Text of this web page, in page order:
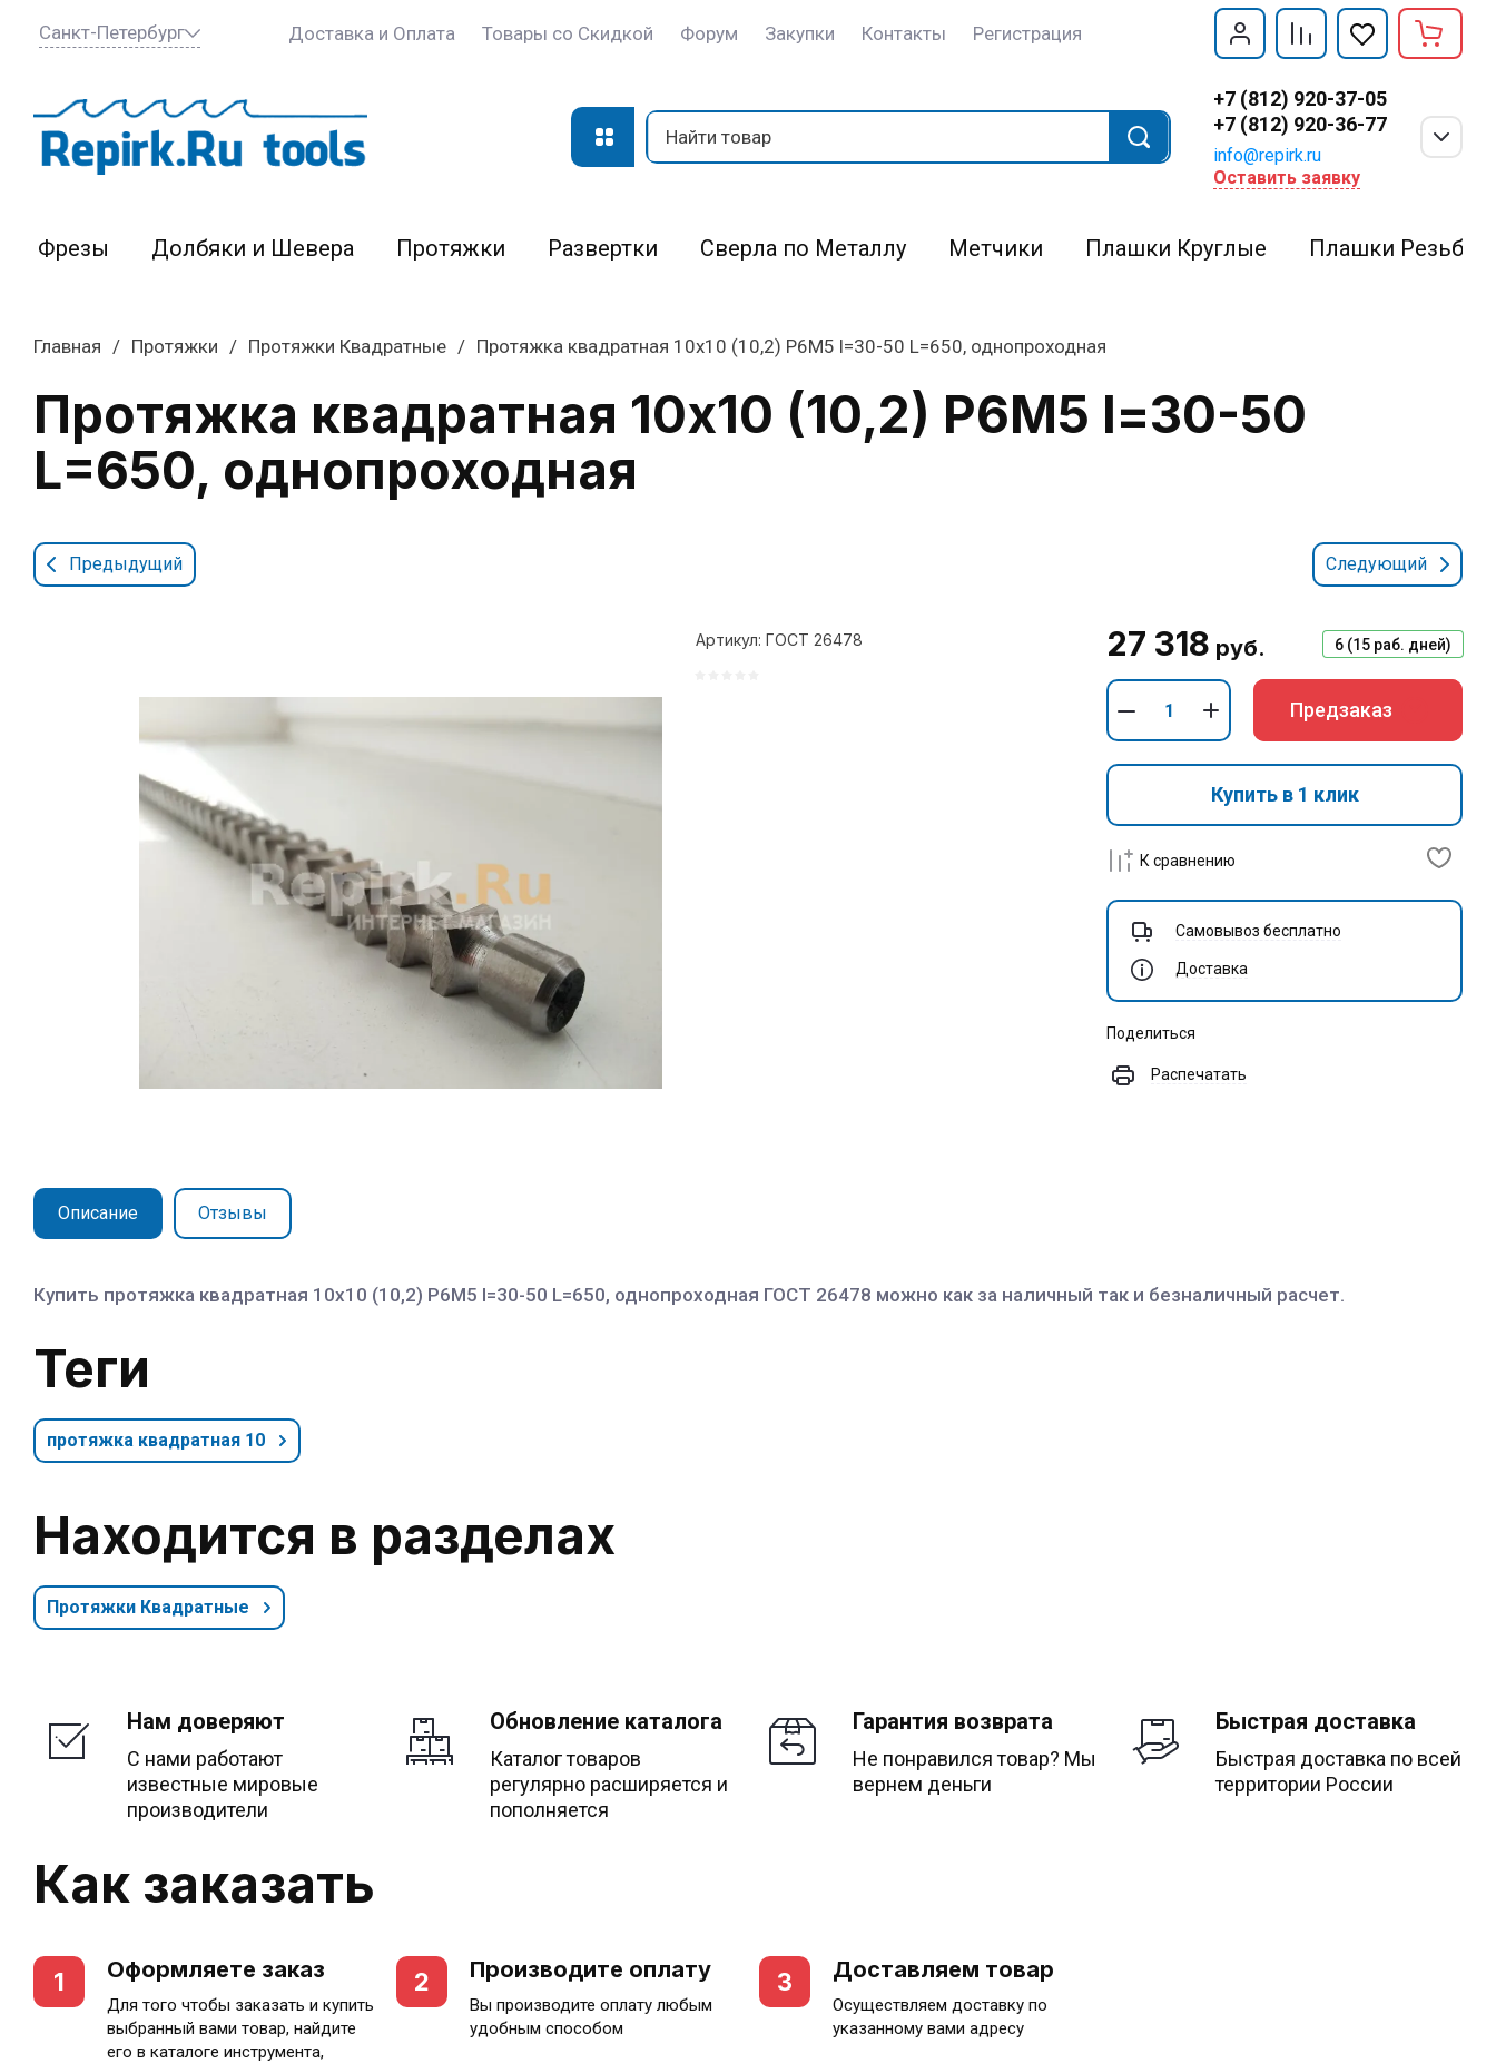
Санкт-Петербург Доставка и Оплата Товары со Скидкой Форум Закупки Контакты Регистрация
+7 (812) 920-37-05
+7 (812) 920-36-77
info@repirk.ru
Оставить заявку
Фрезы Долбяки и Шевера Протяжки Развертки Сверла по Металлу Метчики Плашки Круглые Плашки
Главная / Протяжки / Протяжки Квадратные / Протяжка квадратная 10х10 (10,2) Р6М5 l=30-50 L=650, однопроходная
Протяжка квадратная 10х10 (10,2) Р6М5 l=30-50
L=650, однопроходная
Предыдущий Следующий
Артикул: ГОСТ 26478 6 (15 раб. дней)
27 318 руб.
Предзаказ
Купить в 1 клик
К сравнению
Самовывоз бесплатно
Доставка
Поделиться
Распечатать
Описание Отзывы
Купить протяжка квадратная 10х10 (10,2) Р6М5 l=30-50 L=650, однопроходная ГОСТ 26478 можно как за наличный так и безналичный расчет.
теги
протяжка квадратная 10
Находится в разделах
Протяжки Квадратные
Нам доверяют
С нами работают
известные мировые
производители
Обновление каталога
Каталог товаров
регулярно расширяется и
пополняется
Гарантия возврата
Не понравился товар? Мы
вернем деньги
Быстрая доставка
Быстрая доставка по всей
территории России
Как заказать
1 Оформляете заказ
Для того чтобы заказать и купить
выбранный вами товар, найдите
его в каталоге инструмента,
2 Производите оплату
Вы производите оплату любым
удобным способом
3 Доставляем товар
Осуществляем доставку по
указанному вами адресу